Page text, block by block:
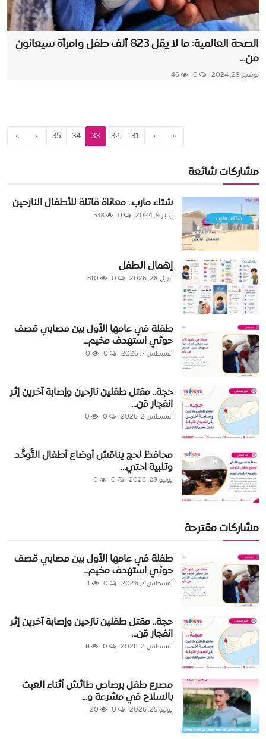
الصحة العالمية: ما لا يقل 823 ألف طفل وامرأة سيعانون
من...
نوفمبر 29, 2024
«
‹
31
32
33
34
35
›
»
مشاركات شائعة
شتاء مارب.. معاناة قاتلة للأطفال النازحين
يناير 9, 2024
إهمال الطفل
أبريل 28, 2026
طفلة في عامها الأول بين مصابي قصف
حوثي استهدف مخيم...
أغسطس 7, 2026
حجة.. مقتل طفلين نازحين وإصابة آخرين إثر
انفجار قن...
أغسطس 2, 2026
محافظ لحج يناقش أوضاع أطفال التَّوحُّد
وتلبية احتي...
يوليو 28, 2026
مشاركات مقترحة
طفلة في عامها الأول بين مصابي قصف
حوثي استهدف مخيم...
أغسطس 7, 2026
حجة.. مقتل طفلين نازحين وإصابة آخرين إثر
انفجار قن...
أغسطس 2, 2026
مصرع طفل برصاص طائش أثناء العبث
بالسلاح في مشرعة و...
يوليو 25, 2026